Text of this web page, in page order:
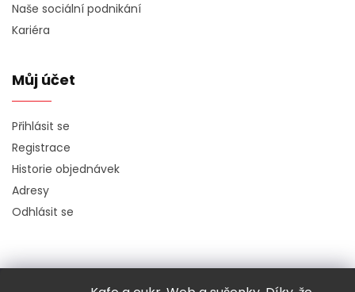
Naše sociální podnikání
Kariéra
Můj účet
Přihlásit se
Registrace
Historie objednávek
Adresy
Odhlásit se